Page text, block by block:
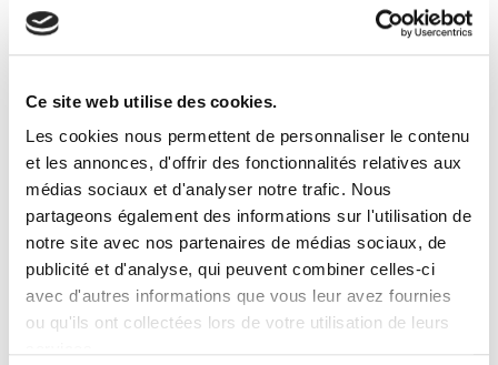
Ce site web utilise des cookies.
Les cookies nous permettent de personnaliser le contenu
et les annonces, d'offrir des fonctionnalités relatives aux
médias sociaux et d'analyser notre trafic. Nous
partageons également des informations sur l'utilisation de
notre site avec nos partenaires de médias sociaux, de
publicité et d'analyse, qui peuvent combiner celles-ci
avec d'autres informations que vous leur avez fournies
ou qu'ils ont collectées lors de votre utilisation de leurs
29603
Manche Ultra-
Hygiénique Vikan,
Ø32 mm, 1300 mm
15 ,66 € HT17 ,02 € HT
18 ,79 € TTC 20,42 € TTC
71403
Raclette Monolame
Ultra Hygiènique
Vikan, 400 mm
18,31 € HT 19 ,90 € HT
21 23 ,88 € TTC